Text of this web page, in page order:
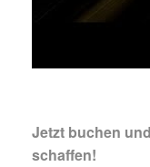
Jetzt buchen
schaffen!